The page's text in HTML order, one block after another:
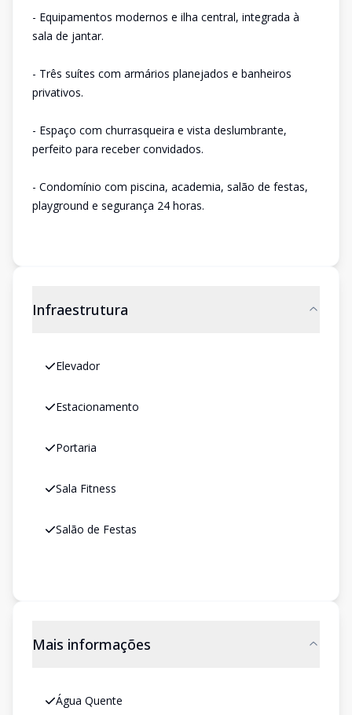
- Equipamentos modernos e ilha central, integrada à
sala de jantar.
- Três suítes com armários planejados e banheiros
privativos.
- Espaço com churrasqueira e vista deslumbrante,
perfeito para receber convidados.
- Condomínio com piscina, academia, salão de festas,
playground e segurança 24 horas.
Infraestrutura
Elevador
Estacionamento
Portaria
Sala Fitness
Salão de Festas
Mais informações
Água Quente